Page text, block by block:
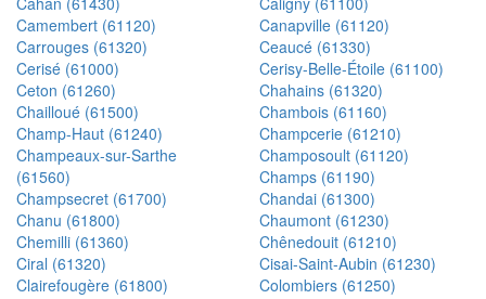
Camembert (61120)
Canapville (61120)
Carrouges (61320)
Ceaucé (61330)
Cerisé (61000)
Cerisy-Belle-Étoile (61100)
Ceton (61260)
Chahains (61320)
Chailloué (61500)
Chambois (61160)
Champ-Haut (61240)
Champcerie (61210)
Champeaux-sur-Sarthe
(61560)
Champosoult (61120)
Champs (61190)
Champsecret (61700)
Chandai (61300)
Chanu (61800)
Chaumont (61230)
Chemilli (61360)
Chênedouit (61210)
Ciral (61320)
Cisai-Saint-Aubin (61230)
Clairefougère (61800)
Colombiers (61250)